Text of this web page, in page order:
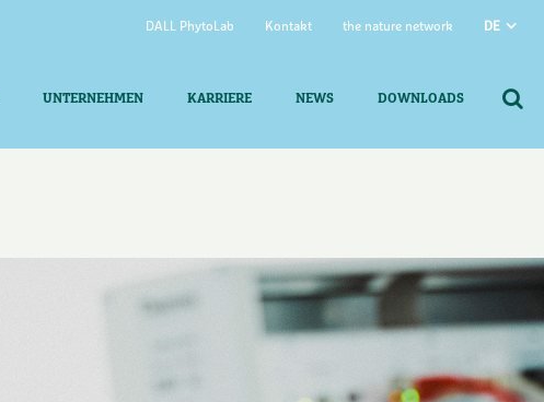
DALL PhytoLab Kontakt the nature network DE
UNTERNEHMEN KARRIERE NEWS DOWNLOADS